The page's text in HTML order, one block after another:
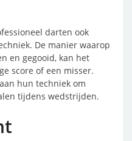
darten ook
De manier waarop
en gegooid, kan het
score of een misser.
hun techniek om
tijdens wedstrijden.